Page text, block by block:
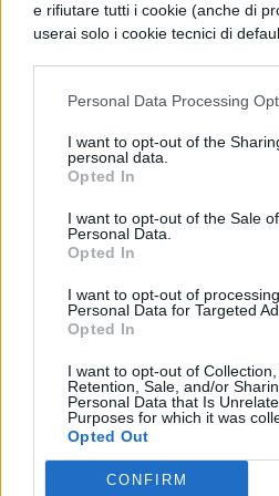
e rifiutare tutti i cookie (anche di
userai solo i cookie tecnici di
Personal Data Processing
I want to opt-out of the
personal data.
Opted In
I want to opt-out of the Sale
Personal Data.
Opted In
I want to opt-out of
Personal Data for Targeted
Opted In
I want to opt-out of Collection,
Retention, Sale, and/or
Personal Data that Is
Purposes for which it was
Opted Out
CONFIRM
Elena Maria Alvarez
Leytevidal Inclan,
Isabella Gómez,
Alejandro “Alex”
Dwayne Schneider,
Grinnell, doppiato da
Dottor Leslie
Stephen
Caprio